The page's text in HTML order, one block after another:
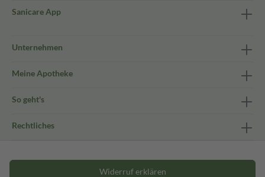
Sanicare App
Unternehmen
Meine Apotheke
So geht's
Rechtliches
Widerruf erklären